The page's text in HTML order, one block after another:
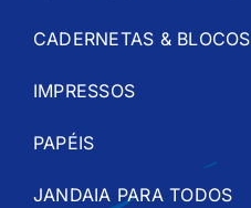
CADERNETAS & BLOCOS
IMPRESSOS
PAPÉIS
JANDAIA PARA TODOS